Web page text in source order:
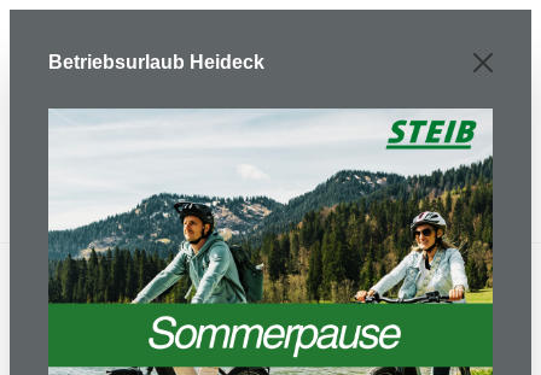
Fahrradhelm PARANA Gr.
58-63 cm Kopfumfang -
Betriebsurlaub Heideck